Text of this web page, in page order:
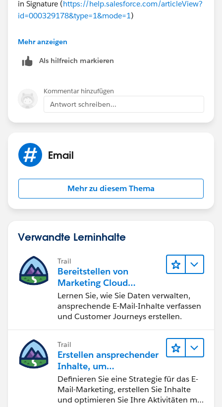
in Signature (https://help.salesforce.com/articleView?
id=000329178&type=1&mode=1)
Good luck!
Mehr anzeigen
Als hilfreich markieren
Kommentar hinzufügen
Antwort schreiben...
Email
Mehr zu diesem Thema
Verwandte Lerninhalte
Trail
Bereitstellen von
Marketing Cloud
Engagement
Lernen Sie, wie Sie Daten verwalten,
ansprechende E-Mail-Inhalte verfassen
und Customer Journeys erstellen.
Trail
Erstellen ansprechender
Inhalte, um
Marketingziele zu
erreichen
Definieren Sie eine Strategie für das E-
Mail-Marketing, erstellen Sie Inhalte
und optimieren Sie Ihre Aktivitäten mit